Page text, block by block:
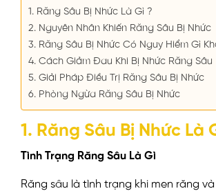
1. Răng Sâu Bị Nhức Là Gì ?
2. Nguyên Nhân Khiến Răng Sâu Bị Nhức
3. Răng Sâu Bị Nhức Có Nguy Hiểm Gì
4. Cách Giảm Đau Khi Bị Nhức Răng Sâu
5. Giải Pháp Điều Trị Răng Sâu Bị Nhức
6. Phòng Ngừa Răng Sâu Bị Nhức
1. Răng Sâu Bị Nhức Là
Tình Trạng Răng Sâu Là Gì
Răng sâu là tình trạng khi men răng